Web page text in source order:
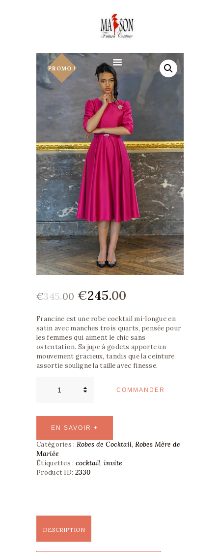
ACCUEIL
À PROPOS
SERVICES
COLLECTIONS
ROBES DE MARIAGE
ROBE DE CÉRÉMONIE
ROBES DE SOIRÉE
ROBES MÈRE DE
MARIÉE
CRÉATIONS UNIQUES
ROBES DE COCKTAIL
ROBE DE GALA
TENUE HABILLÉE
BLOG
CONTACTS
PROMO !
€345.00 Le
initial
était :
€345.
00
€245.00
actuel
est :
€245.
.
Francine est une robe cocktail mi-longue en
satin avec manches trois quarts, pensée pour
les femmes qui aiment le chic sans
ostentation. Sa jupe à godets apporte un
mouvement gracieux, tandis que la ceinture
assortie souligne la taille avec finesse.
en
Satin
Trois
Quarts
—
Francine
COMMANDER
EN SAVOIR +
Catégories : Robes de Cocktail, Robes Mère de
Mariée
Étiquettes : cocktail, invite
Product ID: 2330
DESCRIPTION